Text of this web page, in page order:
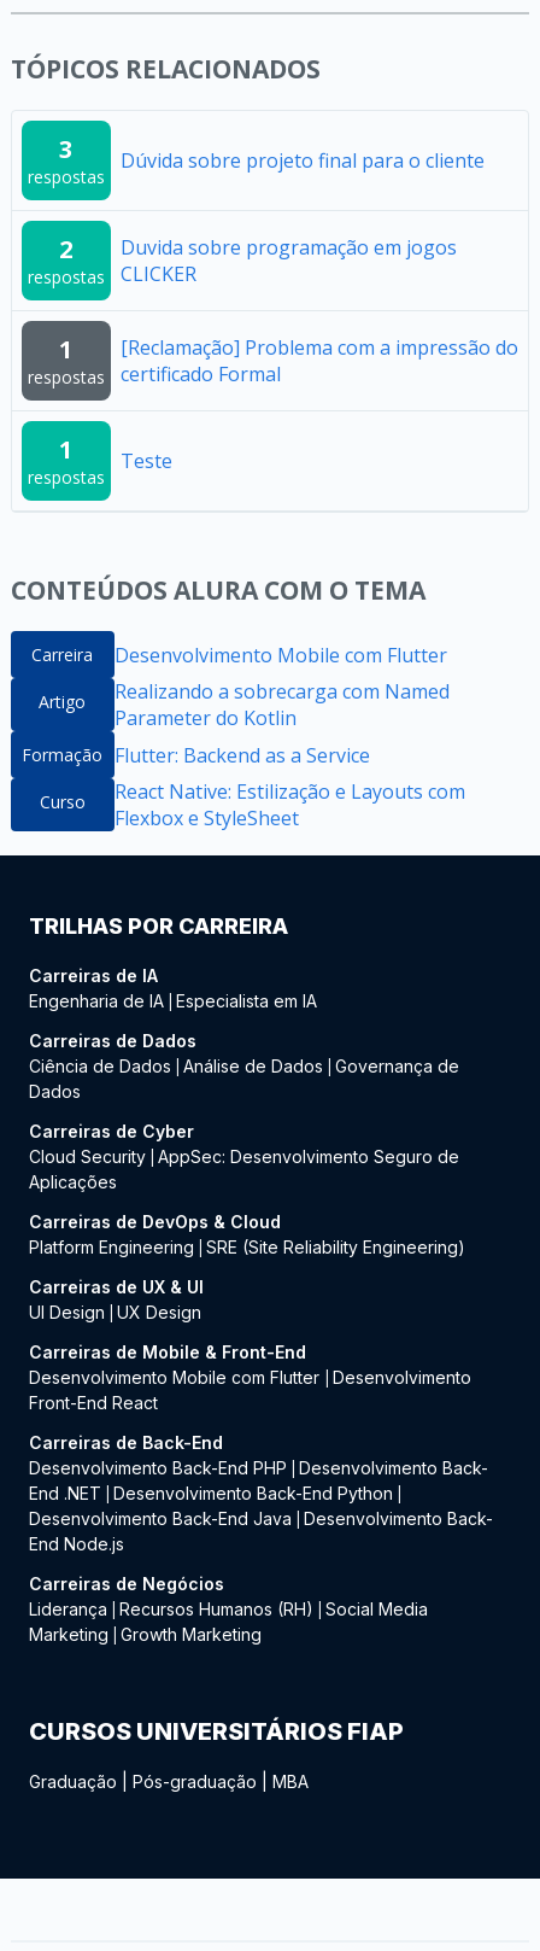
TÓPICOS RELACIONADOS
3
respostas
Dúvida sobre projeto final para o cliente
2
respostas
Duvida sobre programação em jogos
CLICKER
1
respostas
[Reclamação] Problema com a impressão do
certificado Formal
1
respostas
Teste
CONTEÚDOS ALURA COM O TEMA
Carreira Desenvolvimento Mobile com Flutter
Artigo
Realizando a sobrecarga com Named
Parameter do Kotlin
Formação Flutter: Backend as a Service
Curso
React Native: Estilização e Layouts com
Flexbox e StyleSheet
TRILHAS POR CARREIRA
Carreiras de IA
Engenharia de IA Especialista em IA
Carreiras de Dados
Ciência de Dados
Análise de Dados
Governança de
Dados
Carreiras de Cyber
Cloud Security AppSec: Desenvolvimento Seguro de
Aplicações
Carreiras de DevOps & Cloud
Platform Engineering
SRE (Site Reliability Engineering)
Carreiras de UX & UI
UI Design
UX Design
Carreiras de Mobile & Front-End
Desenvolvimento Mobile com Flutter
Desenvolvimento
Front-End React
Carreiras de Back-End
Desenvolvimento Back-End PHP
Desenvolvimento Back-
End .NET
Desenvolvimento Back-End Python
Desenvolvimento Back-End Java
Desenvolvimento Back-
End Node.js
Carreiras de Negócios
Liderança
Recursos Humanos (RH)
Social Media
Marketing
Growth Marketing
CURSOS UNIVERSITÁRIOS FIAP
Graduação Pós-graduação MBA